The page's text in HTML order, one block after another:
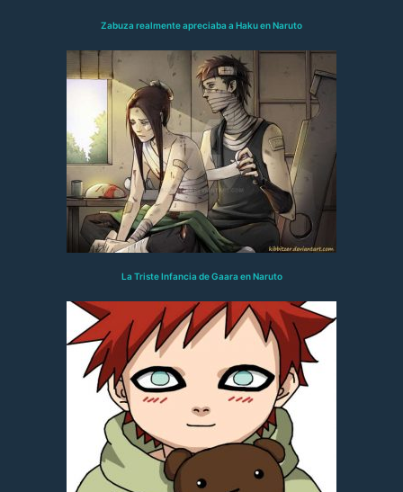
Zabuza realmente apreciaba a Haku en Naruto
La Triste Infancia de Gaara en Naruto